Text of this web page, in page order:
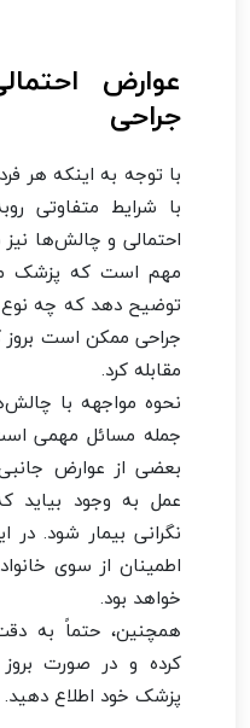
عوارض
جراحی
با توجه به اینکه هر
با شرایط متفاوتی
احتمالی و چالش‌ها نیز
مهم است که پزشک
توضیح دهد که چه
جراحی ممکن است بروز
مقابله کرد.
نحوه مواجهه با
جمله مسائل مهمی
بعضی از عوارض
عمل به وجود
نگرانی بیمار شود. در
اطمینان از سوی
خواهد بود.
همچنین، حتماً به
کرده و در صورت بروز
پزشک خود اطلاع دهید.